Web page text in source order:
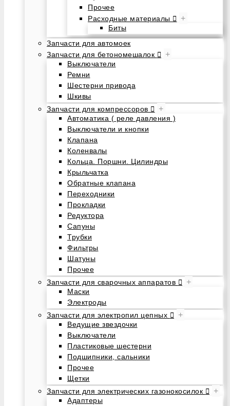
Прочее
Расходные материалы
+
Биты
Запчасти для автомоек
Запчасти для бетономешалок
+
Выключатели
Ремни
Шестерни привода
Шкивы
Запчасти для компрессоров
+
Автоматика ( реле давления )
Выключатели и кнопки
Клапана
Коленвалы
Кольца. Поршни. Цилиндры
Крыльчатка
Обратные клапана
Переходники
Прокладки
Редуктора
Сапуны
Трубки
Фильтры
Шатуны
Прочее
Запчасти для сварочных аппаратов
+
Маски
Электроды
Запчасти для электропил цепных
+
Ведущие звездочки
Выключатели
Пластиковые шестерни
Подшипники, сальники
Прочее
Щетки
Запчасти для электрических газонокосилок
+
Адаптеры